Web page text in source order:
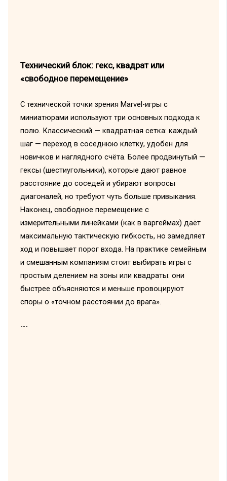
Технический блок: гекс, квадрат или
«свободное перемещение»
С технической точки зрения Marvel-игры с
миниатюрами используют три основных подхода к
полю. Классический — квадратная сетка: каждый
шаг — переход в соседнюю клетку, удобен для
новичков и наглядного счёта. Более продвинутый —
гексы (шестиугольники), которые дают равное
расстояние до соседей и убирают вопросы
диагоналей, но требуют чуть больше привыкания.
Наконец, свободное перемещение с
измерительными линейками (как в варгеймах) даёт
максимальную тактическую гибкость, но замедляет
ход и повышает порог входа. На практике семейным
и смешанным компаниям стоит выбирать игры с
простым делением на зоны или квадраты: они
быстрее объясняются и меньше провоцируют
споры о «точном расстоянии до врага».
---